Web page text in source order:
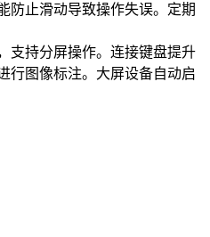
防止滑动导致操作失误。定期
支持分屏操作。连接键盘提升
行图像标注。大屏设备自动启